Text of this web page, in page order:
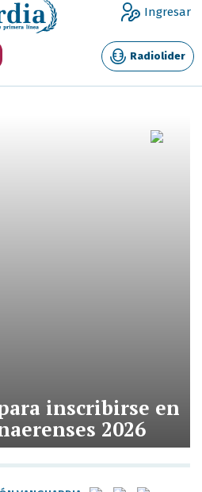
Ingresar
Radiolider
inscribirse en
2026